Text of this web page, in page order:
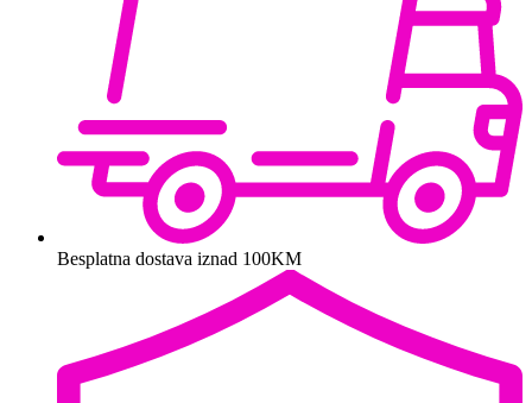
Besplatna dostava iznad 100KM